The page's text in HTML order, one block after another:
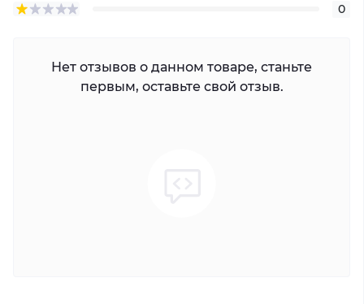
0
Нет отзывов о данном товаре, станьте
первым, оставьте свой отзыв.